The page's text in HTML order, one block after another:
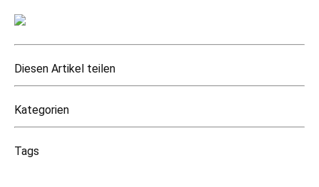
Diesen Artikel teilen
Kategorien
Tags